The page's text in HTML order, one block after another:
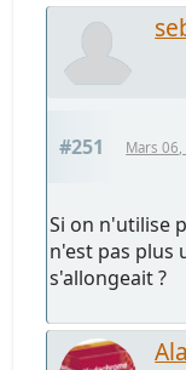
#251 Mars
Si on n'utilise
n'est pas plus
s'allongeait ?